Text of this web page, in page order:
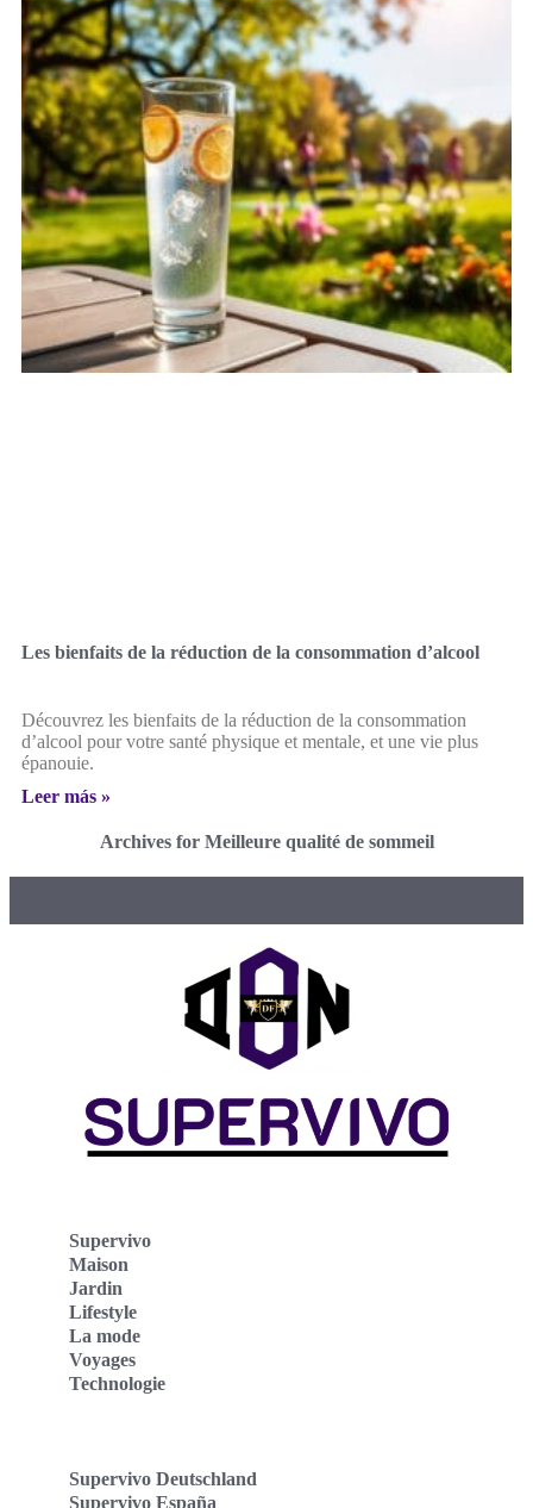
Les bienfaits de la réduction de la consommation d’alcool
Découvrez les bienfaits de la réduction de la consommation
d’alcool pour votre santé physique et mentale, et une vie plus
épanouie.
Leer más »
Archives for Meilleure qualité de sommeil
Supervivo
Maison
Jardin
Lifestyle
La mode
Voyages
Technologie
Supervivo Deutschland
Supervivo España